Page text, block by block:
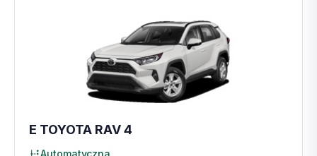
E TOYOTA RAV 4
Automatyczna